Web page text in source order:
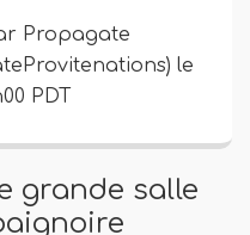
Propagate
le
PDT
grande salle